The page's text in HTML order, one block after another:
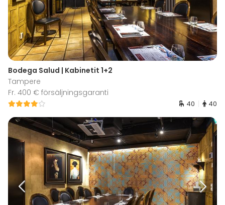
Bodega Salud | Kabinetit 1+2
Tampere
Fr. 400 € försäljningsgaranti
40 40